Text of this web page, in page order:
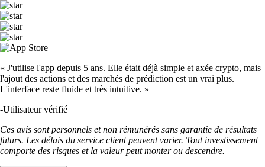
« J'utilise l'app depuis 5 ans. Elle était déjà simple et axée crypto, mais
l'ajout des actions et des marchés de prédiction est un vrai plus.
L'interface reste fluide et très intuitive. »
-Utilisateur vérifié
Ces avis sont personnels et non rémunérés sans garantie de résultats
futurs. Les délais du service client peuvent varier. Tout investissement
comporte des risques et la valeur peut monter ou descendre.